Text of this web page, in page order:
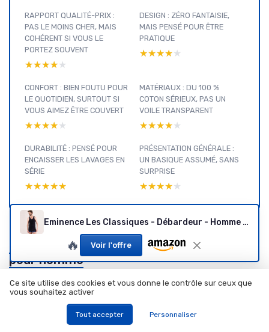
RAPPORT QUALITÉ-PRIX :
PAS LE MOINS CHER, MAIS
COHÉRENT SI VOUS LE
PORTEZ SOUVENT
★★★★★
★★★★★
DESIGN : ZÉRO FANTAISIE,
MAIS PENSÉ POUR ÊTRE
PRATIQUE
★★★★★
★★★★★
CONFORT : BIEN FOUTU POUR
LE QUOTIDIEN, SURTOUT SI
VOUS AIMEZ ÊTRE COUVERT
★★★★★
★★★★★
MATÉRIAUX : DU 100 %
COTON SÉRIEUX, PAS UN
VOILE TRANSPARENT
★★★★★
★★★★★
DURABILITÉ : PENSÉ POUR
ENCAISSER LES LAVAGES EN
SÉRIE
★★★★★
★★★★★
PRÉSENTATION GÉNÉRALE :
UN BASIQUE ASSUMÉ, SANS
SURPRISE
★★★★★
★★★★★
pour homme
autres
Voir tous les tests T-shirts pour homme →
Eminence Les Classiques - Débardeur - Homme T4 ( L ) Noir
🔥 Voir l'offre
Ce site utilise des cookies et vous donne le contrôle sur ceux que
vous souhaitez activer
Tout accepter Personnaliser